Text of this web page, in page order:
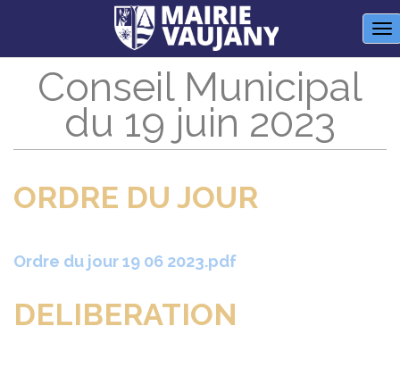
Conseil Municipal
du 19 juin 2023
ORDRE DU JOUR
Ordre du jour 19 06 2023.pdf
DELIBERATION
Panneau de gestion des cookies